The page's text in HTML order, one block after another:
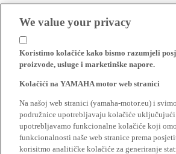
We value your privacy
Koristimo kolačiće kako bismo razumjeli
proizvode, usluge i marketinške napore.
Kolačići na YAMAHA motor web stranici
Na našoj web stranici (yamaha-motor.eu) i
podružnice upotrebljavaju kolačiće
upotrebljavamo funkcionalne kolačiće koji
funkcionalnosti naše web stranice prema
korisitmo analitičke kolačiće za generiranje